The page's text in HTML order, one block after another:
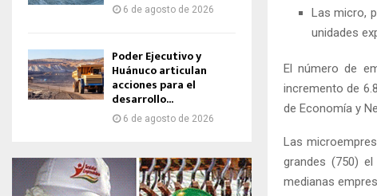
Las micro,
unidades
El número de
incremento de
de Economía y
Las
grandes (750)
medianas
6 de agosto de 2026
Poder Ejecutivo y
Huánuco articulan
acciones para el
desarrollo...
6 de agosto de 2026